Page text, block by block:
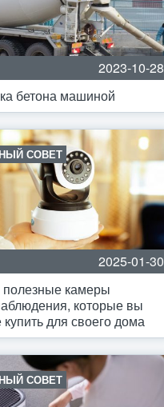
2023-10-28
бетона машиной
СОВЕТ
2025-01-30
камеры
которые вы
для своего дома
СОВЕТ